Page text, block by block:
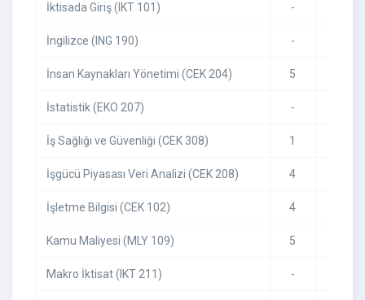
İktisada Giriş (IKT 101) -
İngilizce (ING 190) -
İnsan Kaynakları Yönetimi (CEK 204) 5
İstatistik (EKO 207) -
İş Sağlığı ve Güvenliği (CEK 308) 1
İşgücü Piyasası Veri Analizi (CEK 208) 4
İşletme Bilgisi (CEK 102) 4
Kamu Maliyesi (MLY 109) 5
Makro İktisat (IKT 211) -